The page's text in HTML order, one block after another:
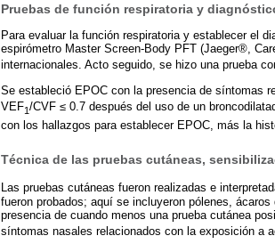
Pruebas de función respiratoria y
Para evaluar la función respiratoria y establecer el
espirómetro Master Screen-Body PFT (Jaeger®,
internacionales. Acto seguido, se hizo una prueba
Se estableció EPOC con la presencia de síntomas
VEF1/CVF ≤ 0.7 después del uso de un
con los hallazgos para establecer EPOC, más la
Técnica de las pruebas cutáneas,
Las pruebas cutáneas fueron realizadas e
fueron probados; aquí se incluyeron pólenes,
presencia de cuando menos una prueba cutánea
síntomas nasales relacionados con la exposición a